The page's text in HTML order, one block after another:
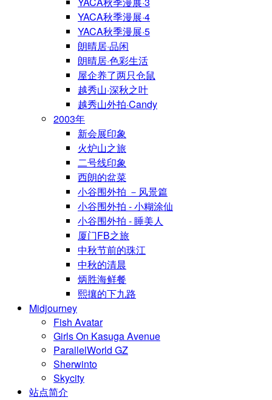
YACA秋季漫展·4
YACA秋季漫展·5
朗晴居·品闲
朗晴居·色彩生活
屋企养了两只仓鼠
越秀山·深秋之叶
越秀山外拍·Candy
2003年
新会展印象
火炉山之旅
二号线印象
西朗的盆菜
小谷围外拍 －风景篇
小谷围外拍 - 小糊涂仙
小谷围外拍 - 睡美人
厦门FB之旅
中秋节前的珠江
中秋的清晨
炳胜海鲜餐
熙攘的下九路
Midjourney
Fish Avatar
Girls On Kasuga Avenue
ParallelWorld GZ
Sherwinto
Skycity
站点简介